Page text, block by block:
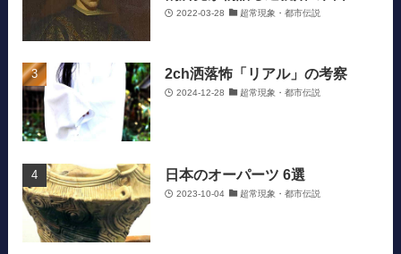
2022-03-28 超常現象・都市伝説
2ch洒落怖「リアル」の考察
2024-12-28 超常現象・都市伝説
日本のオーパーツ 6選
2023-10-04 超常現象・都市伝説